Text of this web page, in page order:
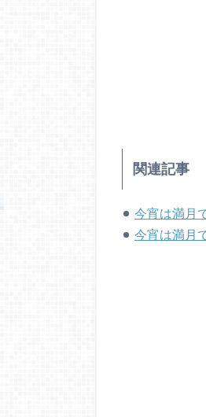
関連記事
今宵は満月
今宵は満月